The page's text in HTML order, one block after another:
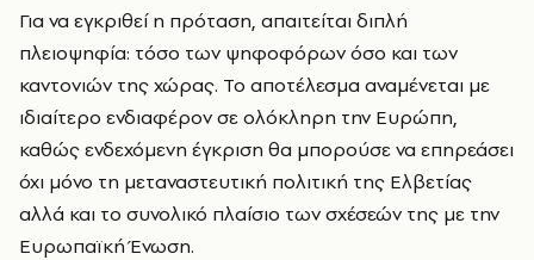
Για να εγκριθεί η πρόταση, απαιτείται διπλή
πλειοψηφία: τόσο των ψηφοφόρων όσο και των
καντονιών της χώρας. Το αποτέλεσμα αναμένεται με
ιδιαίτερο ενδιαφέρον σε ολόκληρη την Ευρώπη,
καθώς ενδεχόμενη έγκριση θα μπορούσε να επηρεάσει
όχι μόνο τη μεταναστευτική πολιτική της Ελβετίας
αλλά και το συνολικό πλαίσιο των σχέσεών της με την
Ευρωπαϊκή Ένωση.